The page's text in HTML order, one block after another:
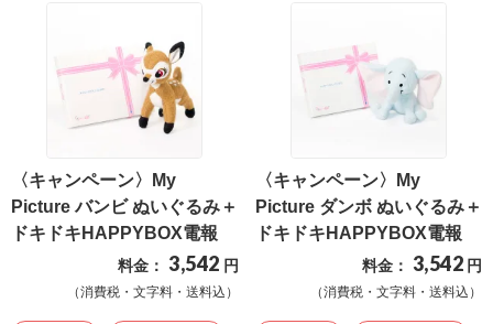
〈キャンペーン〉My
Picture バンビ ぬいぐるみ＋
ドキドキHAPPYBOX電報
料金： 3,542 円
（消費税・文字料・送料込）
〈キャンペーン〉My
Picture ダンボ ぬいぐるみ＋
ドキドキHAPPYBOX電報
料金： 3,542 円
（消費税・文字料・送料込）